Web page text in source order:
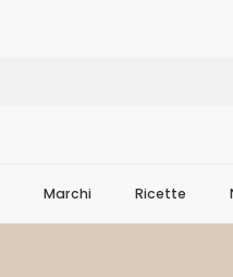
Marchi Ricette